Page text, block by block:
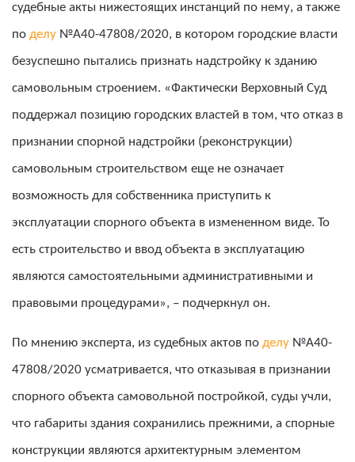
судебные акты нижестоящих инстанций по нему, а также
по делу №А40-47808/2020, в котором городские власти
безуспешно пытались признать надстройку к зданию
самовольным строением. «Фактически Верховный Суд
поддержал позицию городских властей в том, что отказ в
признании спорной надстройки (реконструкции)
самовольным строительством еще не означает
возможность для собственника приступить к
эксплуатации спорного объекта в измененном виде. То
есть строительство и ввод объекта в эксплуатацию
являются самостоятельными административными и
правовыми процедурами», – подчеркнул он.
По мнению эксперта, из судебных актов по делу №А40-
47808/2020 усматривается, что отказывая в признании
спорного объекта самовольной постройкой, суды учли,
что габариты здания сохранились прежними, а спорные
конструкции являются архитектурным элементом